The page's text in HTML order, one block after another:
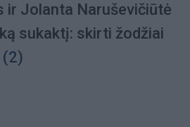
ir Jolanta Naruševičiūtė
sukaktį: skirti žodžiai
(2)